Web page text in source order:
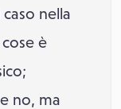
nella
è
no, ma